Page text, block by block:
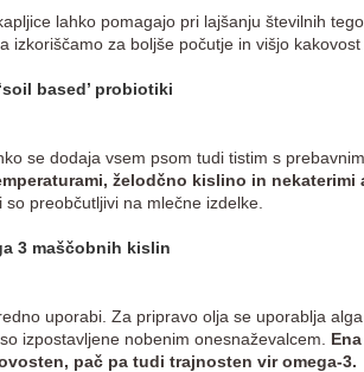
lahko pomagajo pri lajšanju številnih
za boljše počutje in višjo
based’ probiotiki
se dodaja vsem psom tudi tistim s
želodčno kislino in nekaterimi
so preobčutljivi na mlečne izdelke.
3 maščobnih kislin
uporabi. Za pripravo olja se uporablja
izpostavljene nobenim onesnaževalcem.
pač pa tudi trajnosten vir omega-3.